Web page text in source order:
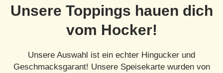
Unsere Toppings hauen dich
vom Hocker!
Unsere Auswahl ist ein echter Hingucker und
Geschmacksgarant! Unsere Speisekarte wurden von